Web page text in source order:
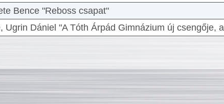
Bence "Reboss csapat"
Ugrin Dániel "A Tóth Árpád Gimnázium új csengője,